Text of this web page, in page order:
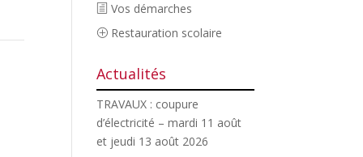
Vos démarches
Restauration scolaire
Actualités
TRAVAUX : coupure
d’électricité – mardi 11 août
et jeudi 13 août 2026